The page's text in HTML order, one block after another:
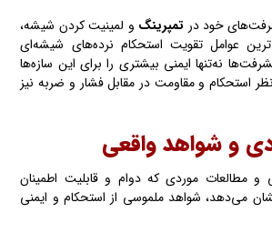
خود در تمپرینگ و لمینیت کردن شیشه،
عوامل تقویت استحکام نرده‌های شیشه‌ای
نه‌تنها ایمنی بیشتری را برای این سازه‌ها
استحکام و مقاومت در مقابل فشار و ضربه نیز
و شواهد واقعی
و مطالعات موردی که دوام و قابلیت اطمینان
می‌دهد، شواهد ملموسی از استحکام و ایمنی